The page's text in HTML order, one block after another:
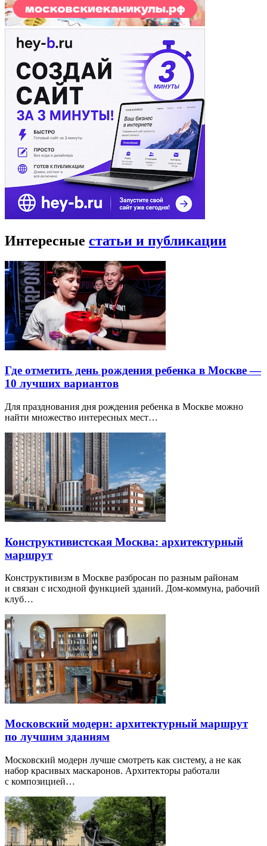
Интересные статьи и публикации
Где отметить день рождения ребенка в Москве —
10 лучших вариантов
Для празднования дня рождения ребенка в Москве можно
найти множество интересных мест…
Конструктивистская Москва: архитектурный
маршрут
Конструктивизм в Москве разбросан по разным районам
и связан с исходной функцией зданий. Дом-коммуна, рабочий
клуб…
Московский модерн: архитектурный маршрут
по лучшим зданиям
Московский модерн лучше смотреть как систему, а не как
набор красивых маскаронов. Архитекторы работали
с композицией…